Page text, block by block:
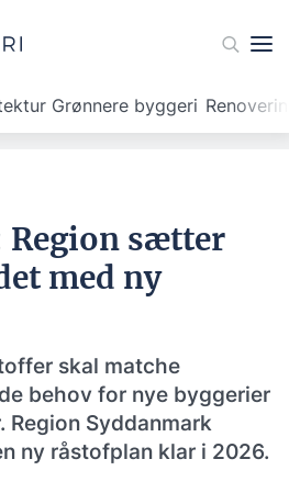
Grønnere byggeri
Region sætter
med ny
skal matche
behov for nye byggerier
Syddanmark
ny råstofplan klar i 2026.